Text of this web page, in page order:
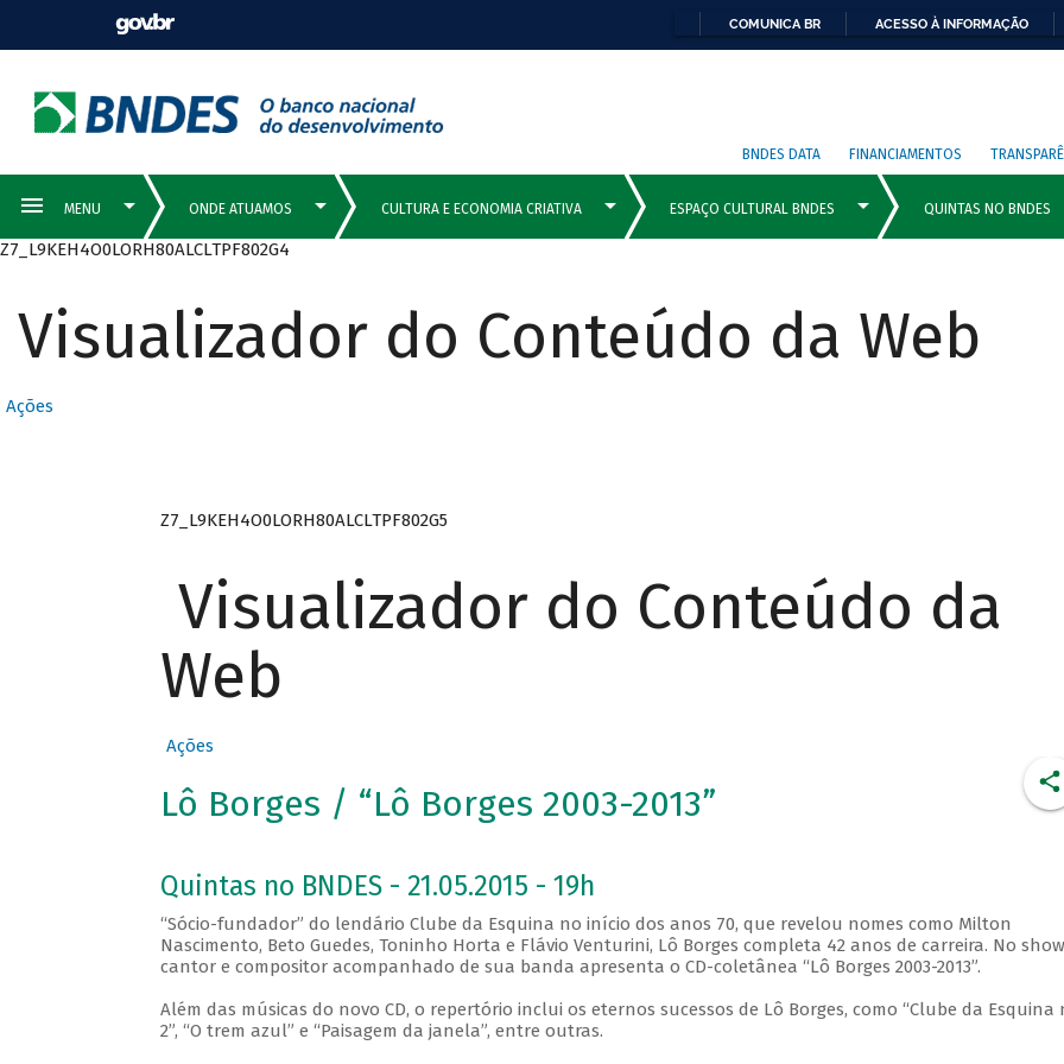
COMUNICA BR ACESSO À INFORMAÇÃO
BNDES DATA FINANCIAMENTOS
Z7_L9KEH4O0LORH80ALCLTPF802G4
Visualizador do Conteúdo da Web
Ações
Z7_L9KEH4O0LORH80ALCLTPF802G5
Visualizador do Conteúdo da
Web
Ações
Lô Borges / “Lô Borges 2003-2013”
Quintas no BNDES - 21.05.2015 - 19h
“Sócio-fundador” do lendário Clube da Esquina no início dos anos 70, que revelou nomes como Milton
Nascimento, Beto Guedes, Toninho Horta e Flávio Venturini, Lô Borges completa 42 anos de carreira. No
cantor e compositor acompanhado de sua banda apresenta o CD-coletânea “Lô Borges 2003-2013”.
Além das músicas do novo CD, o repertório inclui os eternos sucessos de Lô Borges, como “Clube da Esquina
2”, “O trem azul” e “Paisagem da janela”, entre outras.